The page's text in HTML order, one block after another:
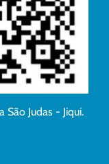
Judas - Jiqui.